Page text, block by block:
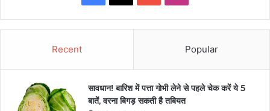
Recent Popular
सावधान! बारिश में पत्ता गोभी लेने से पहले चेक करें ये 5
बातें, वरना बिगड़ सकती है तबियत